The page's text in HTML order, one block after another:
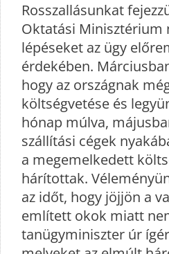
Rosszallásunkat
Oktatási
lépéseket az ügy
érdekében.
hogy az országnak
költségvetése és
hónap múlva,
szállítási cégek
a megemelkedett
hárítottak.
az időt, hogy jöjjön a
említett okok miatt
tanügyminiszter úr